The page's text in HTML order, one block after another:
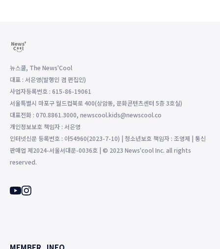
뉴스쿨, The News'Cool
대표 : 서은영(발행인 겸 편집인)
사업자등록번호 : 615-86-19061
서울특별시 마포구 월드컵북로 400(상암동, 문화콘텐츠센터 5층 3호실)
대표전화 : 070.8861.3000, newscool.kids@newscool.co
개인정보보호 책임자 : 서은영
인터넷신문 등록번호 : 아54960(2023-7-10) | 청소년보호 책임자 : 조영제 | 통신
판매업 제2024-서울서대문-0036호 | © 2023 News'cool Inc. all rights
reserved.